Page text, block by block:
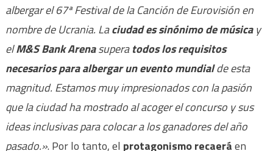
albergar el 67ª Festival de la Canción de Eurovisión en
nombre de Ucrania. Laciudad es sinónimo de músicay
elM&S Bank Arenasuperatodos los requisitos
necesarios para albergar un eventomundialde esta
magnitud. Estamos muy impresionados con la pasión
que la ciudad ha mostrado al acoger el concurso y sus
ideas inclusivas para colocar a los ganadores del año
pasado.». Por lo tanto, el protagonismo recaeráen